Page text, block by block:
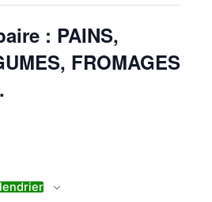
: PAINS,
FROMAGES